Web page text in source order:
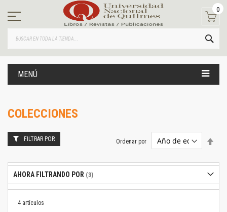
contenido
0
MENÚ
COLECCIONES
4 artículos
Ordenar por
FILTRAR POR
AHORA FILTRANDO POR